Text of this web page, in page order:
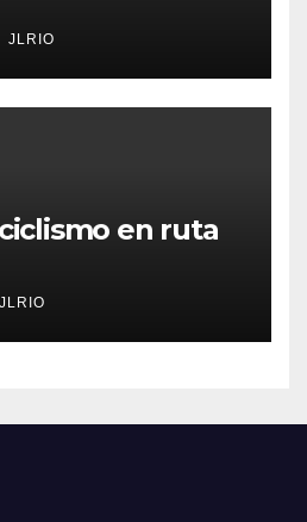
JLRIO
en ruta
JLRIO